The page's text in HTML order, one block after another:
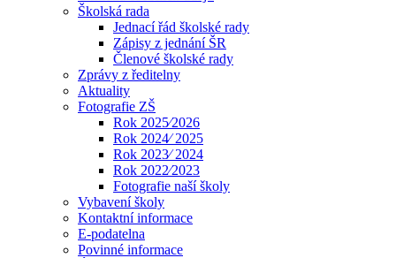
Školská rada
Jednací řád školské rady
Zápisy z jednání ŠR
Členové školské rady
Zprávy z ředitelny
Aktuality
Fotografie ZŠ
Rok 2025⁄2026
Rok 2024⁄ 2025
Rok 2023⁄ 2024
Rok 2022⁄2023
Fotografie naší školy
Vybavení školy
Kontaktní informace
E-podatelna
Povinné informace